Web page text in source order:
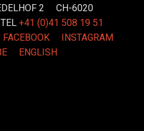
2 CH-6020
TEL+41 (0)41 508 19 51
FACEBOOK
INSTAGRAM
ENGLISH